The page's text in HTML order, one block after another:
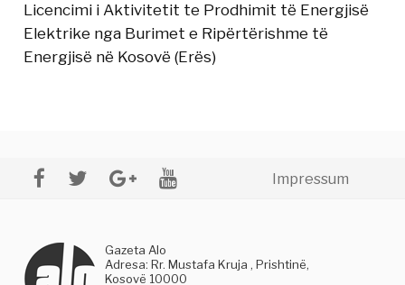
Licencimi i Aktivitetit te Prodhimit të Energjisë
Elektrike nga Burimet e Ripërtërishme të
Energjisë në Kosovë (Erës)
Impressum
Gazeta Alo
Adresa: Rr. Mustafa Kruja , Prishtinë,
Kosovë 10000